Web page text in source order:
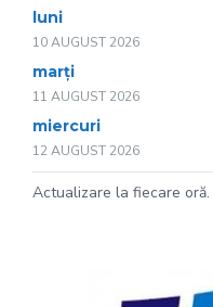
luni
10 AUGUST 2026
marți
11 AUGUST 2026
miercuri
12 AUGUST 2026
Actualizare la fiecare oră.